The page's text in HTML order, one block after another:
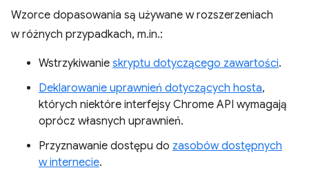
Wzorce dopasowania są używane w rozszerzeniach
w różnych przypadkach, m.in.:
Wstrzykiwanie skryptu dotyczącego zawartości.
Deklarowanie uprawnień dotyczących hosta,
których niektóre interfejsy Chrome API wymagają
oprócz własnych uprawnień.
Przyznawanie dostępu do zasobów dostępnych
w internecie.